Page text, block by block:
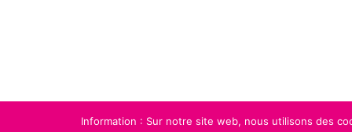
Information : Sur notre site web, nous utilisons des